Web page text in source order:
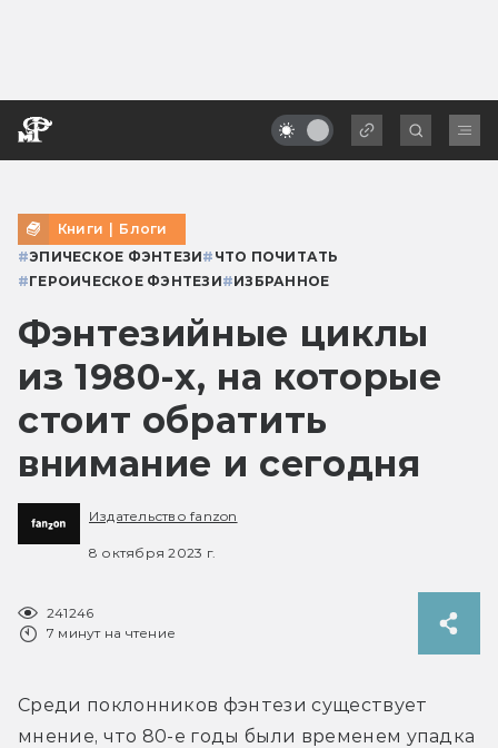
Книги | Блоги
#ЭПИЧЕСКОЕ ФЭНТЕЗИ# ЧТО ПОЧИТАТЬ
#ГЕРОИЧЕСКОЕ ФЭНТЕЗИ#ИЗБРАННОЕ
Фэнтезийные циклы
из 1980-х, на которые
стоит обратить
внимание и сегодня
Издательство fanzon
8 октября 2023 г.
241246
7 минут на чтение
Среди поклонников фэнтези существует
мнение, что 80-е годы были временем упадка